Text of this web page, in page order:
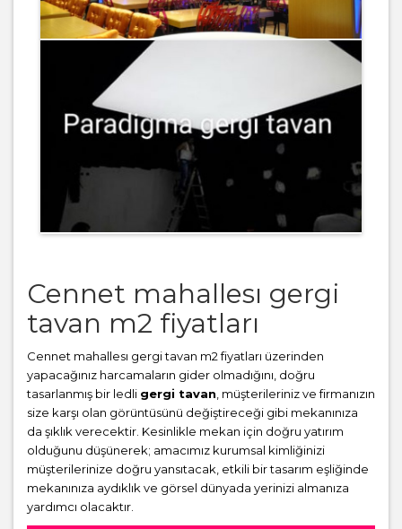
Cennet mahallesı gergi
tavan m2 fiyatları
Cennet mahallesı gergi tavan m2 fiyatları üzerinden
yapacağınız harcamaların gider olmadığını, doğru
tasarlanmış bir ledli gergi tavan , müşterileriniz ve firmanızın
size karşı olan görüntüsünü değiştireceği gibi mekanınıza
da şıklık verecektir. Kesinlikle mekan için doğru yatırım
olduğunu düşünerek; amacımız kurumsal kimliğinizi
müşterilerinize doğru yansıtacak, etkili bir tasarım eşliğinde
mekanınıza aydıklık ve görsel dünyada yerinizi almanıza
yardımcı olacaktır.